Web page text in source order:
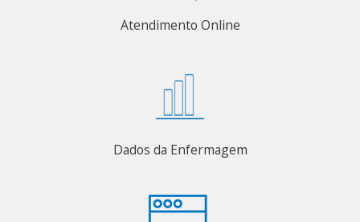
Atendimento Online
Dados da Enfermagem